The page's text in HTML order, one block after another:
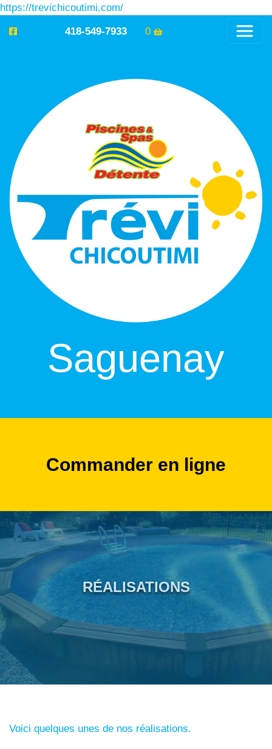
https://trevichicoutimi.com/
418-549-7933 0
Saguenay
Commander en ligne
RÉALISATIONS
Voici quelques unes de nos réalisations.